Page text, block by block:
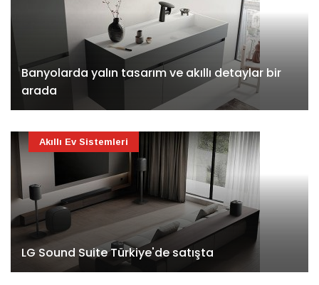
Banyolarda yalın tasarım ve akıllı detaylar bir
arada
LG Sound Suite Türkiye'de satışta
Akıllı Ev Sistemleri